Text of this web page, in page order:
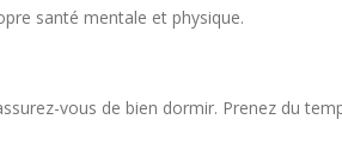
santé mentale et physique.
vous de bien dormir. Prenez du